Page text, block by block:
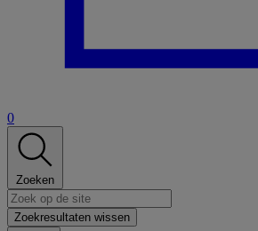
0
Zoeken
Zoekresultaten wissen